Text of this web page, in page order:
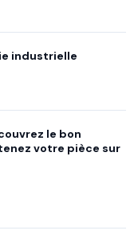
industrielle
le bon
votre pièce sur